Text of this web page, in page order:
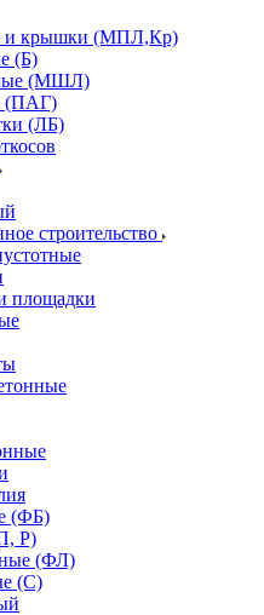
и крышки (МПЛ,Кр)
(Б)
(МШЛ)
(ПАГ)
(ЛБ)
строительство
площадки
(ФБ)
Р)
(ФЛ)
(С)